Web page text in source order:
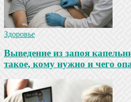
Здоровье
Выведение из запоя
такое, кому нужно и чего